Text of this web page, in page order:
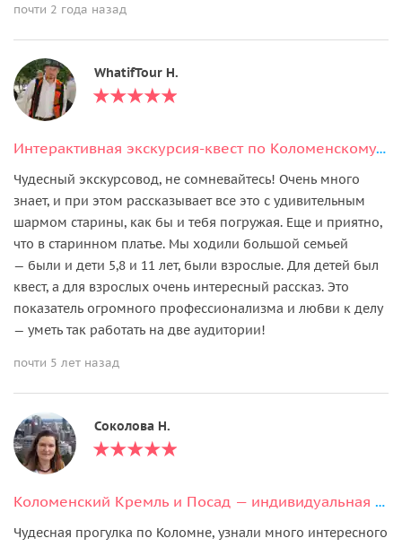
почти 2 года назад
WhatifTour Н.
Интерактивная экскурсия-квест по Коломенскому кремлю
Чудесный экскурсовод, не сомневайтесь! Очень много
знает, и при этом рассказывает все это с удивительным
шармом старины, как бы и тебя погружая. Еще и приятно,
что в старинном платье. Мы ходили большой семьей
— были и дети 5,8 и 11 лет, были взрослые. Для детей был
квест, а для взрослых очень интересный рассказ. Это
показатель огромного профессионализма и любви к делу
— уметь так работать на две аудитории!
почти 5 лет назад
Соколова Н.
Коломенский Кремль и Посад — индивидуальная экскурсия
Чудесная прогулка по Коломне, узнали много интересного